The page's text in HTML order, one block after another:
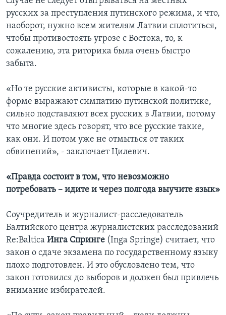
русских за преступления путинского режима, и что,
наоборот, нужно всем жителям Латвии сплотиться,
чтобы противостоять угрозе с Востока, то, к
сожалению, эта риторика была очень быстро
забыта.
«Но те русские активисты, которые в какой-то
форме выражают симпатию путинской политике,
сильно подставляют всех русских в Латвии, потому
что многие здесь говорят, что все русские такие,
как они. И потом уже не отмыться от таких
обвинений», - заключает Цилевич.
«Правда состоит в том, что невозможно
потребовать – идите и через полгода выучите язык»
Соучредитель и журналист-расследователь
Балтийского центра журналистских расследований
Re:Baltica Инга Спринге (Inga Springe) считает, что
закон о сдаче экзамена по государственному языку
плохо подготовлен. И это обусловлено тем, что
закон готовился до выборов и должен был привлечь
внимание избирателей.